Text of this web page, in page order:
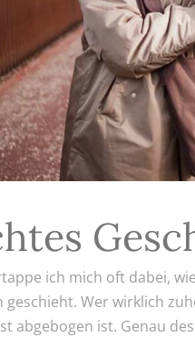
ich mich oft dabei,
geschieht. Wer wirklich
abgebogen ist. Genau